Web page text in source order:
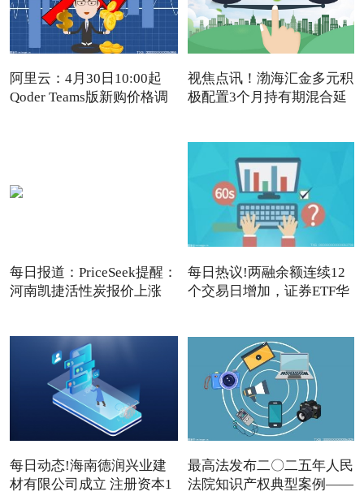
阿里云：4月30日10:00起
Qoder Teams版新购价格调
视焦点讯！渤海汇金多元积
极配置3个月持有期混合延
每日报道：PriceSeek提醒：
河南凯捷活性炭报价上涨
每日热议!两融余额连续12
个交易日增加，证券ETF华
每日动态!海南德润兴业建
材有限公司成立 注册资本1
最高法发布二〇二五年人民
法院知识产权典型案例——